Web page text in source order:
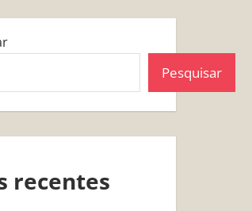
Pesquisar
recentes